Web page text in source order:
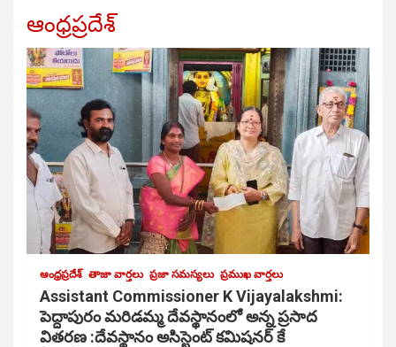
ఆంధ్రప్రదేశ్
ఆంధ్రప్రదేశ్ తాజా వార్తలు ప్రజా సమస్యలు ప్రముఖ వార్తలు
Assistant Commissioner K Vijayalakshmi:
పెద్దాపురం మరిడమ్మ దేవస్థానంలో అన్న ప్రసాద
వితరణ :దేవస్థానం అసిస్టెంట్ కమిషనర్ కే